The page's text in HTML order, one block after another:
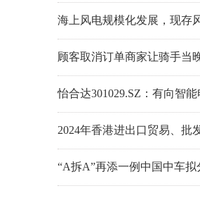
海上风电规模化发展，现存
顾客取消订单商家让骑手当
怡合达301029.SZ：有向智
2024年香港进出口贸易、批
“A拆A”再添一例中国中车